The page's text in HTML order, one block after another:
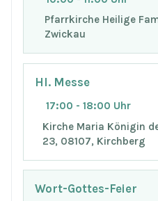
Pfarrkirche Heilige
Zwickau
Hl. Messe
17:00 - 18:00 Uhr
Kirche Maria Königin
23, 08107, Kirchberg
Wort-Gottes-Feier